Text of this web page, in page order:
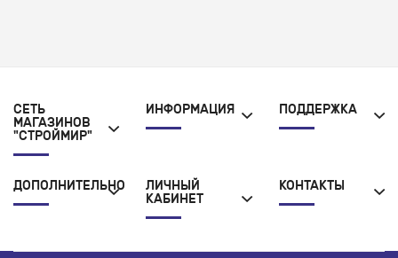
СЕТЬ
МАГАЗИНОВ
"СТРОЙМИР"
ИНФОРМАЦИЯ ПОДДЕРЖКА
ДОПОЛНИТЕЛЬНО
ЛИЧНЫЙ
КАБИНЕТ
КОНТАКТЫ